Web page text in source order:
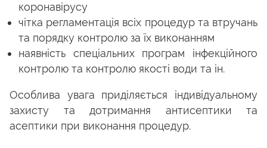
коронавірусу
чітка регламентація всіх процедур та втручань
та порядку контролю за їх виконанням
наявність спеціальних програм інфекційного
контролю та контролю якості води та ін.
Особлива увага приділяється індивідуальному
захисту та дотримання антисептики та
асептики при виконання процедур.